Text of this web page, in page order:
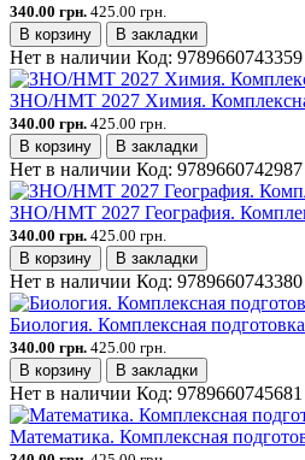
340.00 грн. 425.00 грн.
В корзину
В закладки
Нет в наличии Код: 9789660743359
ЗНО/НМТ 2027 Химия.
340.00 грн. 425.00 грн.
В корзину
В закладки
Нет в наличии Код: 9789660742987
ЗНО/НМТ 2027 География.
340.00 грн. 425.00 грн.
В корзину
В закладки
Нет в наличии Код: 9789660743380
Биология. Комплексная
340.00 грн. 425.00 грн.
В корзину
В закладки
Нет в наличии Код: 9789660745681
Математика. Комплексная